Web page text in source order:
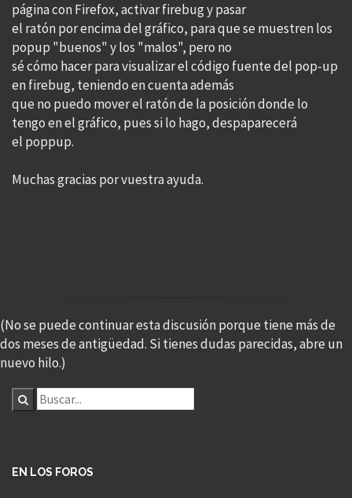
página con Firefox, activar firebug y pasar
el ratón por encima del gráfico, para que se muestren los
popup "buenos" y los "malos", pero no
sé cómo hacer para visualizar el código fuente del pop-up
en firebug, teniendo en cuenta además
que no puedo mover el ratón de la posición donde lo
tengo en el gráfico, pues si lo hago, despaparecerá
el poppup.
Muchas gracias por vuestra ayuda.
(No se puede continuar esta discusión porque tiene más de
dos meses de antigüedad. Si tienes dudas parecidas, abre un
nuevo hilo.)
EN LOS FOROS